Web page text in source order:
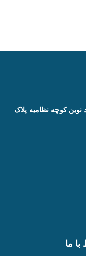
نوین کوچه نظامیه پلاک
با ما